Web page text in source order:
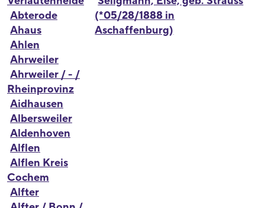
Abterode
Ahaus
Ahlen
Ahrweiler
Ahrweiler / - /
Rheinprovinz
Aidhausen
Albersweiler
Aldenhoven
Alflen
Alflen Kreis
Cochem
Alfter
(*05/28/1888 in
Aschaffenburg)